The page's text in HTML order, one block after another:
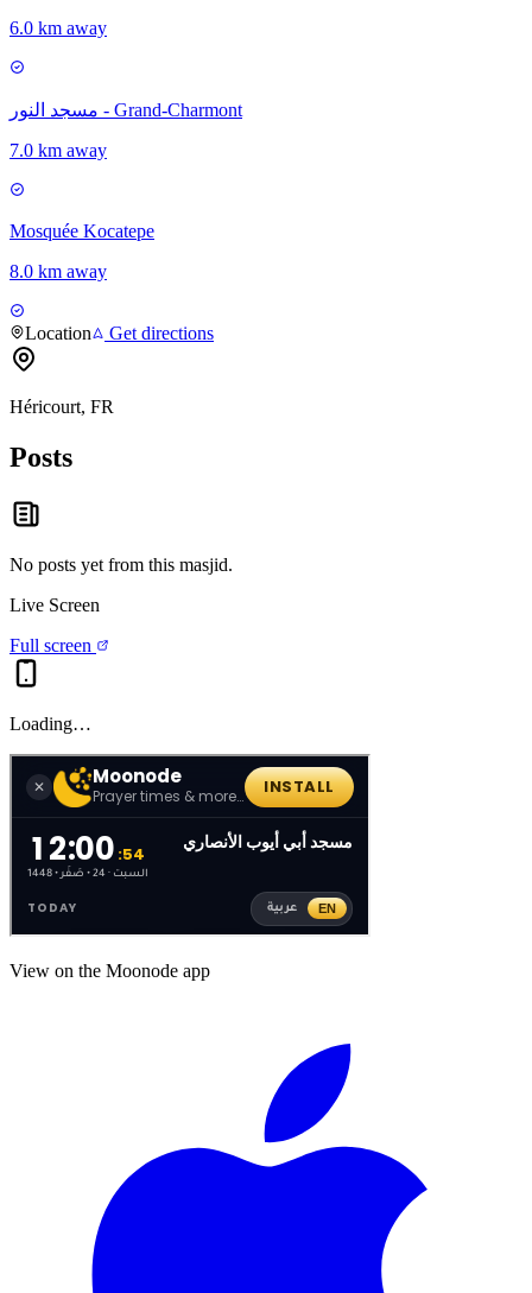
6.0 km away
مسجد النور - Grand-Charmont
7.0 km away
Mosquée Kocatepe
8.0 km away
Location Get directions
Héricourt, FR
Posts
No posts yet from this masjid.
Live Screen
Full screen
Loading…
View on the Moonode app